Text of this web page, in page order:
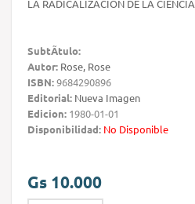
LA RADICALIZACION DE LA CIENCIA
SubtÃ­tulo:
Autor: Rose, Rose
ISBN:9684290896
Editorial: Nueva Imagen
Edicion: 1980-01-01
Disponibilidad: No Disponible
Gs 10.000